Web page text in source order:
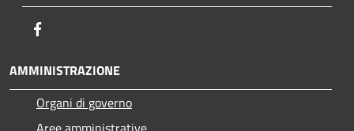
AMMINISTRAZIONE
Organi di governo